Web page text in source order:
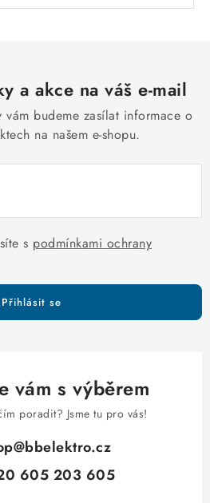
a akce na váš e-mail
budeme zasílat informace o
na našem e-shopu.
s podmínkami ochrany
Přihlásit se
vám s výběrem
poradit? Jsme tu pro vás!
@bbelektro.cz
605 203 605